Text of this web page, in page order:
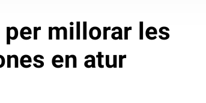
millorar les
en atur